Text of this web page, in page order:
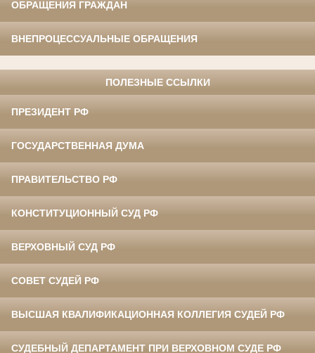
ОБРАЩЕНИЯ ГРАЖДАН
ВНЕПРОЦЕССУАЛЬНЫЕ ОБРАЩЕНИЯ
ПОЛЕЗНЫЕ ССЫЛКИ
ПРЕЗИДЕНТ РФ
ГОСУДАРСТВЕННАЯ ДУМА
ПРАВИТЕЛЬСТВО РФ
КОНСТИТУЦИОННЫЙ СУД РФ
ВЕРХОВНЫЙ СУД РФ
СОВЕТ СУДЕЙ РФ
ВЫСШАЯ КВАЛИФИКАЦИОННАЯ КОЛЛЕГИЯ СУДЕЙ РФ
СУДЕБНЫЙ ДЕПАРТАМЕНТ ПРИ ВЕРХОВНОМ СУДЕ РФ